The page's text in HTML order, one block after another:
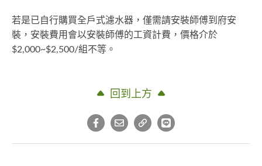
若是已自行購買全戶式濾水器，僅需請安裝師傅到府安
裝，安裝費用會以安裝師傅的工資計費，價格介於
$2,000~$2,500/組不等。
回到上方